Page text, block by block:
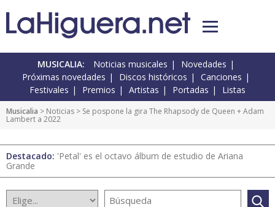
MUSICALIA: Noticias musicales
Novedades
Próximas novedades
Discos históricos
Canciones
Festivales
Premios Artistas Portadas Listas
Musicalia > Noticias > Se pospone la gira The Rhapsody de Queen + Adam
Lambert a 2022
Destacado: 'Petal' es el octavo álbum de estudio de Ariana
Grande